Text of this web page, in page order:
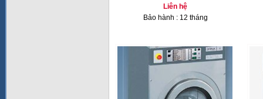
Liên hệ
Bảo hành : 12 tháng